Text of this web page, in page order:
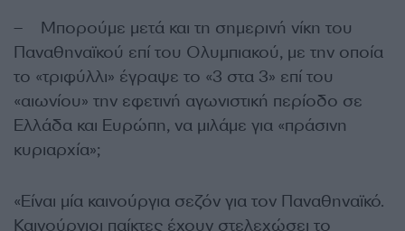
– Μπορούμε μετά και τη σημερινή νίκη του
Παναθηναϊκού επί του Ολυμπιακού, με την οποία
το «τριφύλλι» έγραψε το «3 στα 3» επί του
«αιωνίου» την εφετινή αγωνιστική περίοδο σε
Ελλάδα και Ευρώπη, να μιλάμε για «πράσινη
κυριαρχία»;
«Είναι μία καινούργια σεζόν για τον Παναθηναϊκό.
Καινούργιοι παίκτες έχουν στελεχώσει το